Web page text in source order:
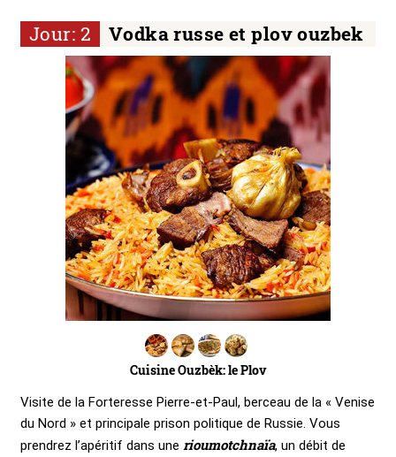
Jour: 2 Vodka russe et plov ouzbek
Cuisine Ouzbèk: le Plov
Visite de la Forteresse Pierre-et-Paul, berceau de la « Venise
du Nord » et principale prison politique de Russie. Vous
prendrez l’apéritif dans une rioumotchnaïa, un débit de